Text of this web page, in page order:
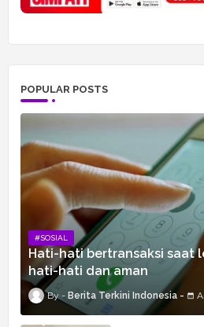
POPULAR POSTS
#SOSIAL
Hati-hati bertransaksi saat
hati-hati dan aman
Berita Terkini Indonesia